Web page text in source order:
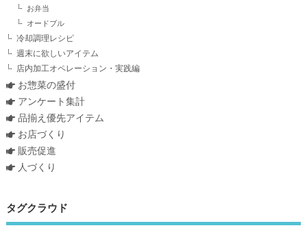
お弁当
オードブル
冷却調理レシピ
週末に欲しいアイテム
店内加工オペレーション・実践編
お惣菜の盛付
アンケート集計
品揃え優先アイテム
お店づくり
販売促進
人づくり
タグクラウド